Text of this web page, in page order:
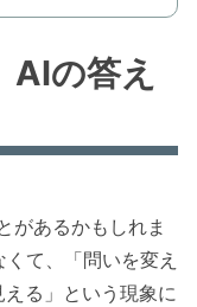
AIの答え
があるかもしれま
て、「問いを変え
る」という現象に